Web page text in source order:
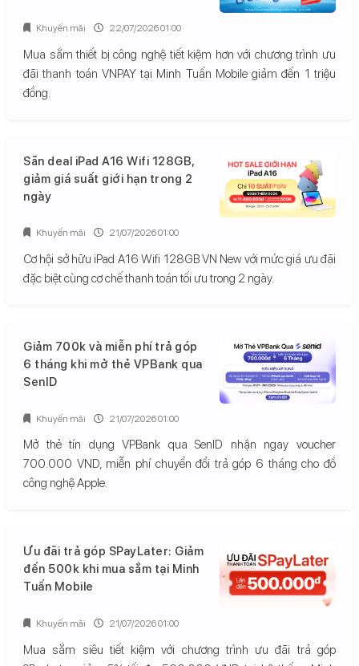
Mua sắm thiết bị công nghệ tiết kiệm hơn với chương trình ưu
đãi thanh toán VNPAY tại Minh Tuấn Mobile giảm đến 1 triệu
đồng.
Khuyến mãi 22/07/2026 01:00
Săn deal iPad A16 Wifi 128GB,
giảm giá suất giới hạn trong 2
ngày
Cơ hội sở hữu iPad A16 Wifi 128GB VN New với mức giá ưu đãi
đặc biệt cùng cơ chế thanh toán tối ưu trong 2 ngày.
Khuyến mãi 21/07/2026 01:00
Giảm 700k và miễn phí trả góp
6 tháng khi mở thẻ VPBank qua
SenID
Mở thẻ tín dụng VPBank qua SenID nhận ngay voucher
700.000 VND, miễn phí chuyển đổi trả góp 6 tháng cho đồ
công nghệ Apple.
Khuyến mãi 21/07/2026 01:00
Ưu đãi trả góp SPayLater: Giảm
đến 500k khi mua sắm tại Minh
Tuấn Mobile
Mua sắm siêu tiết kiệm với chương trình ưu đãi trả góp
Khuyến mãi 21/07/2026 01:00